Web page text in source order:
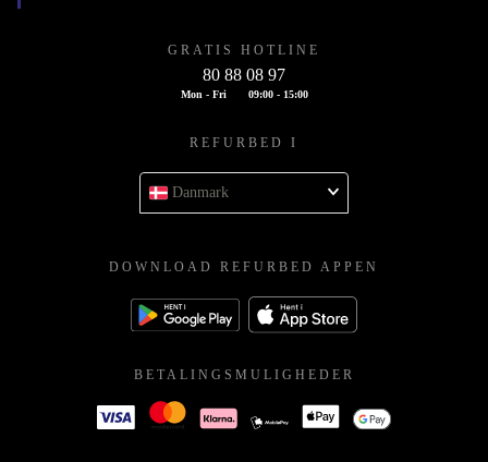
GRATIS HOTLINE
80 88 08 97
Mon - Fri 09:00 - 15:00
REFURBED I
Danmark
DOWNLOAD REFURBED APPEN
BETALINGSMULIGHEDER